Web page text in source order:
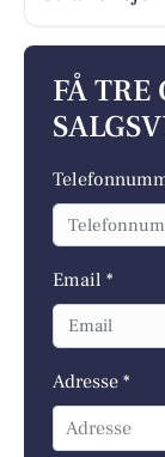
FÅ TRE
Email *
Adresse *
Adresse